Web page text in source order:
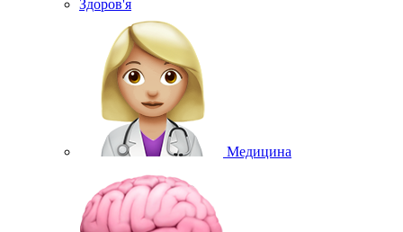
Здоров'я
Медицина